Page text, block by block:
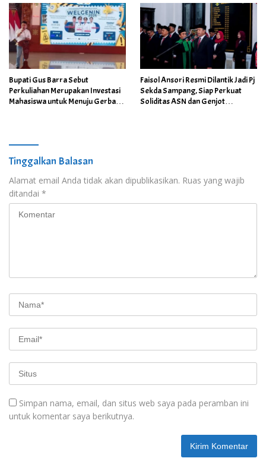
Bupati Gus Barra Sebut
Perkuliahan Merupakan Investasi
Mahasiswa untuk Menuju Gerbang
Faisol Ansori Resmi Dilantik Jadi Pj
Sekda Sampang, Siap Perkuat
Soliditas ASN dan Genjot
Tinggalkan Balasan
Alamat email Anda tidak akan dipublikasikan. Ruas yang wajib
ditandai *
Simpan nama, email, dan situs web saya pada peramban ini
untuk komentar saya berikutnya.